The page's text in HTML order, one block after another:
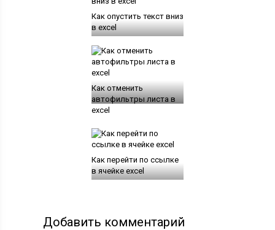
Как опустить текст вниз
в excel
Как отменить
автофильтры листа в
excel
Как перейти по ссылке
в ячейке excel
Добавить комментарий